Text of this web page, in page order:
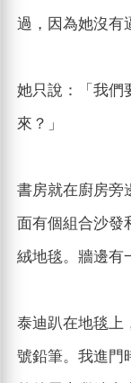
過，因為她沒有
她只說：「我們
來？」
書房就在廚房旁
面有個組合沙發
絨地毯。牆邊有
泰迪趴在地毯上
號鉛筆。我進門